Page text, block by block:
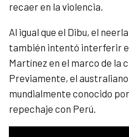
recaer en la violencia.
Al igual que el Dibu, el
también intentó interferir
Martínez en el marco de la
Previamente, el australiano
mundialmente conocido
repechaje con Perú.